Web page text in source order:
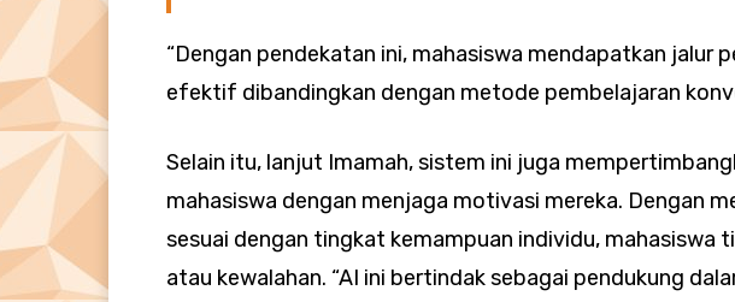
“Dengan pendekatan ini, mahasiswa mendapatkan jalur
efektif dibandingkan dengan metode pembelajaran
Selain itu, lanjut Imamah, sistem ini juga
mahasiswa dengan menjaga motivasi mereka. Dengan
sesuai dengan tingkat kemampuan individu, mahasiswa
atau kewalahan. “AI ini bertindak sebagai pendukung